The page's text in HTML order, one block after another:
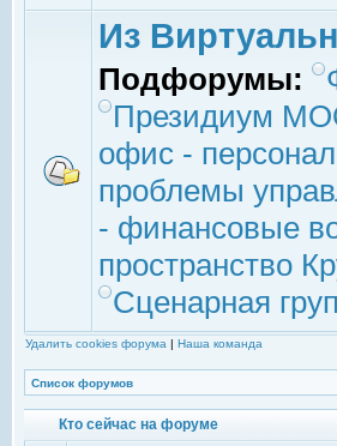
Из
Подфорумы:
Президиум
офис - персонал
проблемы
- финансовые
пространство
Сценарная
Удалить cookies форума | Наша команда
Список форумов
Кто сейчас на форуме